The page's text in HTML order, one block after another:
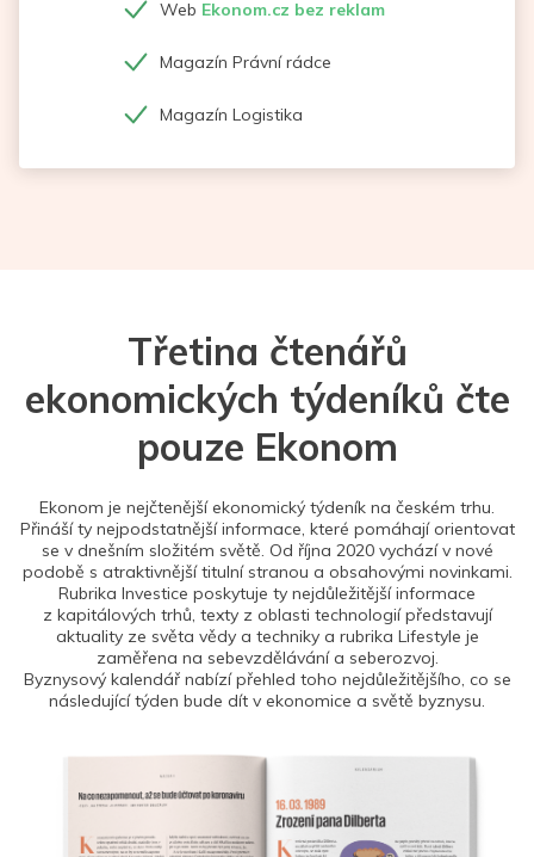
Web Ekonom.cz bez reklam
Magazín Právní rádce
Magazín Logistika
Třetina čtenářů
ekonomických týdeníků čte
pouze Ekonom
Ekonom je nejčtenější ekonomický týdeník na českém trhu.
Přináší ty nejpodstatnější informace, které pomáhají orientovat
se v dnešním složitém světě. Od října 2020 vychází v nové
podobě s atraktivnější titulní stranou a obsahovými novinkami.
Rubrika Investice poskytuje ty nejdůležitější informace
z kapitálových trhů, texty z oblasti technologií představují
aktuality ze světa vědy a techniky a rubrika Lifestyle je
zaměřena na sebevzdělávání a seberozvoj.
Byznysový kalendář nabízí přehled toho nejdůležitějšího, co se
následující týden bude dít v ekonomice a světě byznysu.